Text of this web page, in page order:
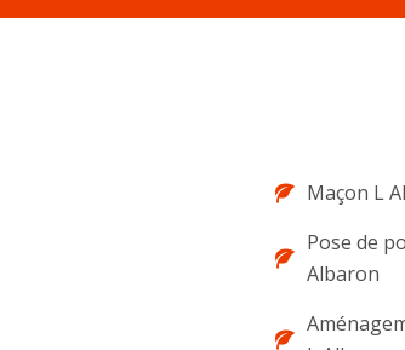
Maçon L
Pose de
Albaron